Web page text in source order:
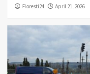
Floresti24 April 21, 2026